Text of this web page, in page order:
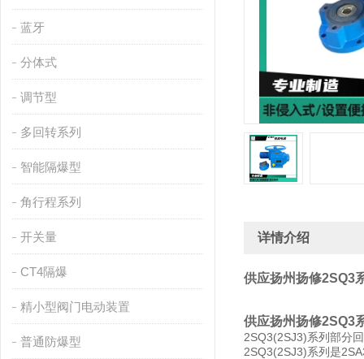
蓝牙
分体式
调节型
多回转系列
智能隔爆型
角行程系列
开关量
CT4隔爆
精小型阀门电动装置
普通防爆型
详情介绍
供应扬州扬修2SQ3
供应扬州扬修2SQ3
2SQ3(2SJ3)系列部分
2SQ3(2SJ3)系列是